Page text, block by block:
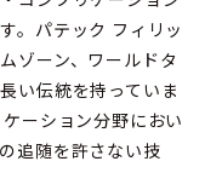
。パテック フィリッ
ゾーン、ワールドタ
い伝統を持っていま
ーション分野におい
追随を許さない技